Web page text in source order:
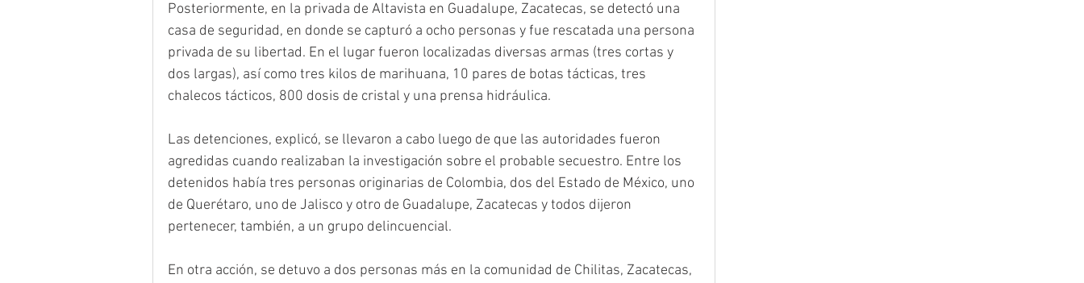
Posteriormente, en la privada de Altavista en Guadalupe, Zacatecas, se detectó una
casa de seguridad, en donde se capturó a ocho personas y fue rescatada una persona
privada de su libertad. En el lugar fueron localizadas diversas armas (tres cortas y
dos largas), así como tres kilos de marihuana, 10 pares de botas tácticas, tres
chalecos tácticos, 800 dosis de cristal y una prensa hidráulica.
Las detenciones, explicó, se llevaron a cabo luego de que las autoridades fueron
agredidas cuando realizaban la investigación sobre el probable secuestro. Entre los
detenidos había tres personas originarias de Colombia, dos del Estado de México, uno
de Querétaro, uno de Jalisco y otro de Guadalupe, Zacatecas y todos dijeron
pertenecer, también, a un grupo delincuencial.
En otra acción, se detuvo a dos personas más en la comunidad de Chilitas, Zacatecas,